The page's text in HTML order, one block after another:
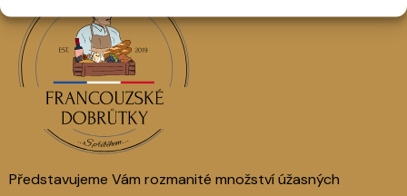
Představujeme Vám rozmanité množství úžasných